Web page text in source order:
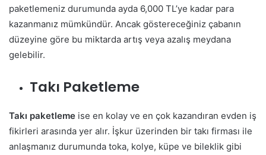
paketlemeniz durumunda ayda 6,000 TL’ye kadar para
kazanmanız mümkündür. Ancak göstereceğiniz çabanın
düzeyine göre bu miktarda artış veya azalış meydana
gelebilir.
Takı Paketleme
Takı paketleme ise en kolay ve en çok kazandıran evden iş
fikirleri arasında yer alır. İşkur üzerinden bir takı firması ile
anlaşmanız durumunda toka, kolye, küpe ve bileklik gibi